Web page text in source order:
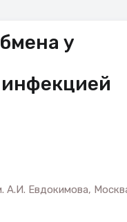
у
инфекцией
А.И. Евдокимова,